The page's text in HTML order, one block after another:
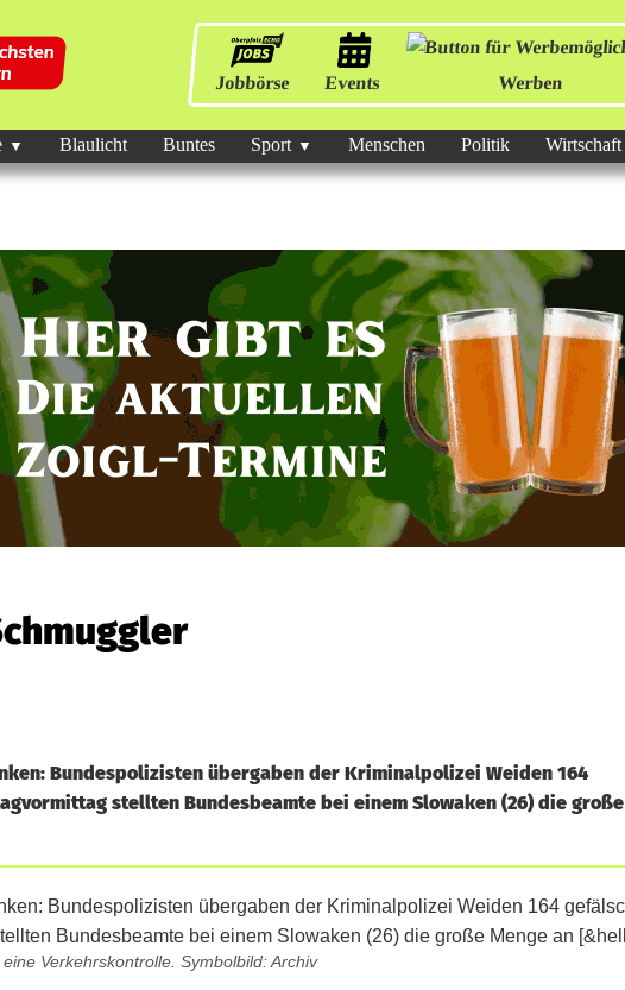
Jobbörse Events Werben
Blaulicht Buntes Sport Menschen Politik Wirtschaft
Bundespolizisten übergaben der Kriminalpolizei Weiden 164
stellten Bundesbeamte bei einem Slowaken (26) die große
Verkehrskontrolle. Symbolbild: Archiv